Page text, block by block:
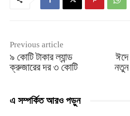
Previous article
৯ কোটি টাকার ল্যান্ড
ক্রুজারের দর ৩ কোটি
নতুন
এ সম্পর্কিত আরও পড়ুন